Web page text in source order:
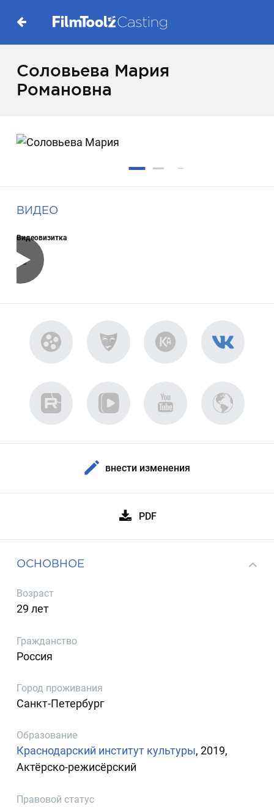
Соловьева Мария
Романовна
ВИДЕО
Видеовизитка
внести изменения
PDF
ОСНОВНОЕ
Возраст
29 лет
Гражданство
Россия
Город проживания
Санкт-Петербург
Образование
Краснодарский институт культуры, 2019,
Актёрско-режисёрский
Правовой статус